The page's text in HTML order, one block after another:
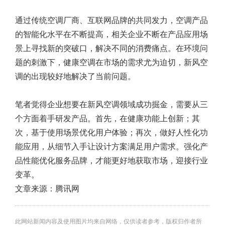
通过传统空调厂商、互联网品牌的共同发力，空调产品
的智能化水平在不断提高，相关企业不断在产品应用场
景上寻找新的突破口，解决不同的消费痛点。在环境问
题的刺激下，健康空调在市场的需求尤为迫切，新风空
调的出现较好地解决了当前问题。
笔者觉得企业想要在新风空调领域成功掘金，需要从三
个方面着手研发产品。首先，在健康功能上创新；其
次，基于使用场景优化用户体验；再次，做好人性化功
能应用，从细节入手让设计方案满足用户需求。强化产
品性能优化服务品牌，才能更好地获取市场，迎接行业
变革。
文章来源：腾讯网
此网站新闻内容及使用图片均来自网络，仅供读者参考，版权归作者所